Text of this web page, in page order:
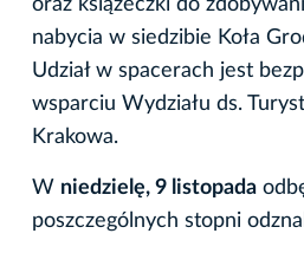
oraz książeczki do
nabycia w siedzibie Koła
Udział w spacerach jest
wsparciu Wydziału ds.
Krakowa.
W niedzielę, 9 listopada
poszczególnych stopni